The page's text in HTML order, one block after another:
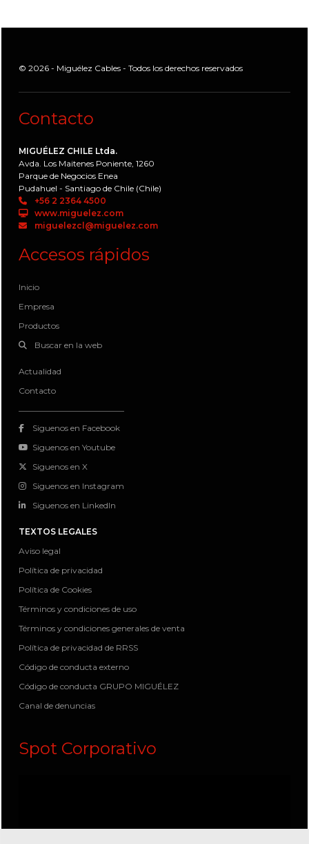
© 2026 - Miguélez Cables - Todos los derechos reservados
Contacto
MIGUÉLEZ CHILE Ltda.
Avda. Los Maitenes Poniente, 1260
Parque de Negocios Enea
Pudahuel - Santiago de Chile (Chile)
+56 2 2364 4500
www.miguelez.com
miguelezcl@miguelez.com
Accesos rápidos
Inicio
Empresa
Productos
Buscar en la web
Actualidad
Contacto
Siguenos en Facebook
Siguenos en Youtube
Siguenos en X
Siguenos en Instagram
Siguenos en LinkedIn
TEXTOS LEGALES
Aviso legal
Política de privacidad
Política de Cookies
Términos y condiciones de uso
Términos y condiciones generales de venta
Política de privacidad de RRSS
Código de conducta externo
Código de conducta GRUPO MIGUÉLEZ
Canal de denuncias
Spot Corporativo